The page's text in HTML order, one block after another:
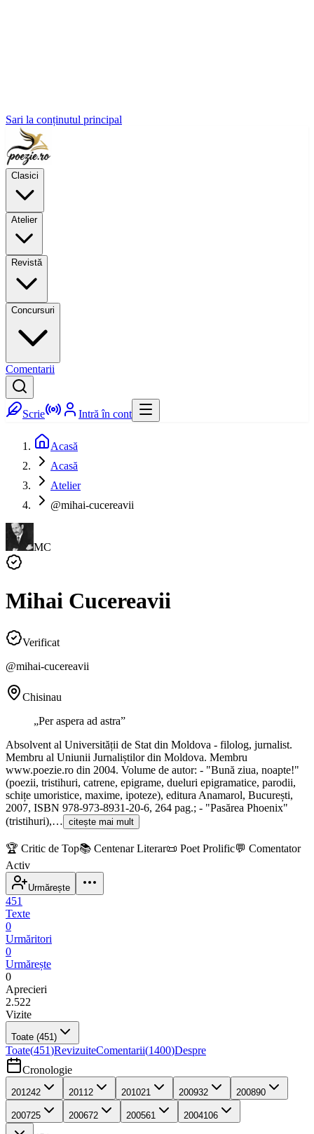
Sari la conținutul principal
Clasici
Atelier
Revistă
Concursuri
Comentarii
Scrie Intră în cont
Acasă
Acasă
Atelier
@mihai-cucereavii
MC
Mihai Cucereavii
Verificat
@mihai-cucereavii
Chisinau
„Per aspera ad astra”
Absolvent al Universității de Stat din Moldova - filolog, jurnalist.
Membru al Uniunii Jurnaliștilor din Moldova. Membru
www.poezie.ro din 2004. Volume de autor: - "Bună ziua, noapte!"
(poezii, tristihuri, catrene, epigrame, dueluri epigramatice, parodii,
schițe umoristice, maxime, ipoteze), editura Anamarol, București,
2007, ISBN 978-973-8931-20-6, 264 pag.; - "Pasărea Phoenix"
(tristihuri),… citește mai mult
🏆 Critic de Top📚 Centenar Literar📜 Poet Prolific💬 Comentator
Activ
Urmărește
451
Texte
0
Urmăritori
0
Urmărește
0
Aprecieri
2.522
Vizite
Toate (451)
Toate(451)RevizuiteComentarii(1400)Despre
Cronologie
201242 2011 2 201021 200932 200890
200725 200672 200561 2004106